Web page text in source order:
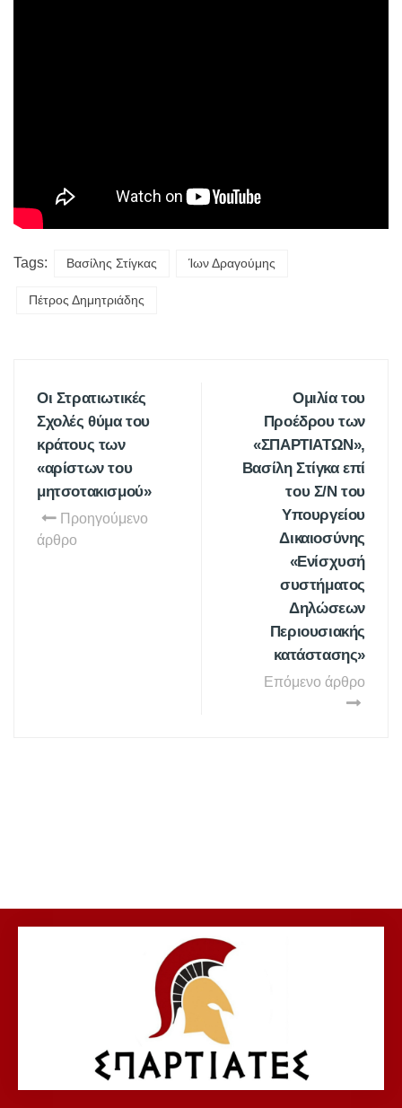
Tags: Βασίλης Στίγκας Ίων Δραγούμης
Πέτρος Δημητριάδης
Οι Στρατιωτικές
Σχολές θύμα του
κράτους των
«αρίστων του
μητσοτακισμού»
Προηγούμενο
άρθρο
Ομιλία του
Προέδρου των
«ΣΠΑΡΤΙΑΤΩΝ»,
Βασίλη Στίγκα επί
του Σ/Ν του
Υπουργείου
Δικαιοσύνης
«Ενίσχυσή
συστήματος
Δηλώσεων
Περιουσιακής
κατάστασης»
Επόμενο άρθρο